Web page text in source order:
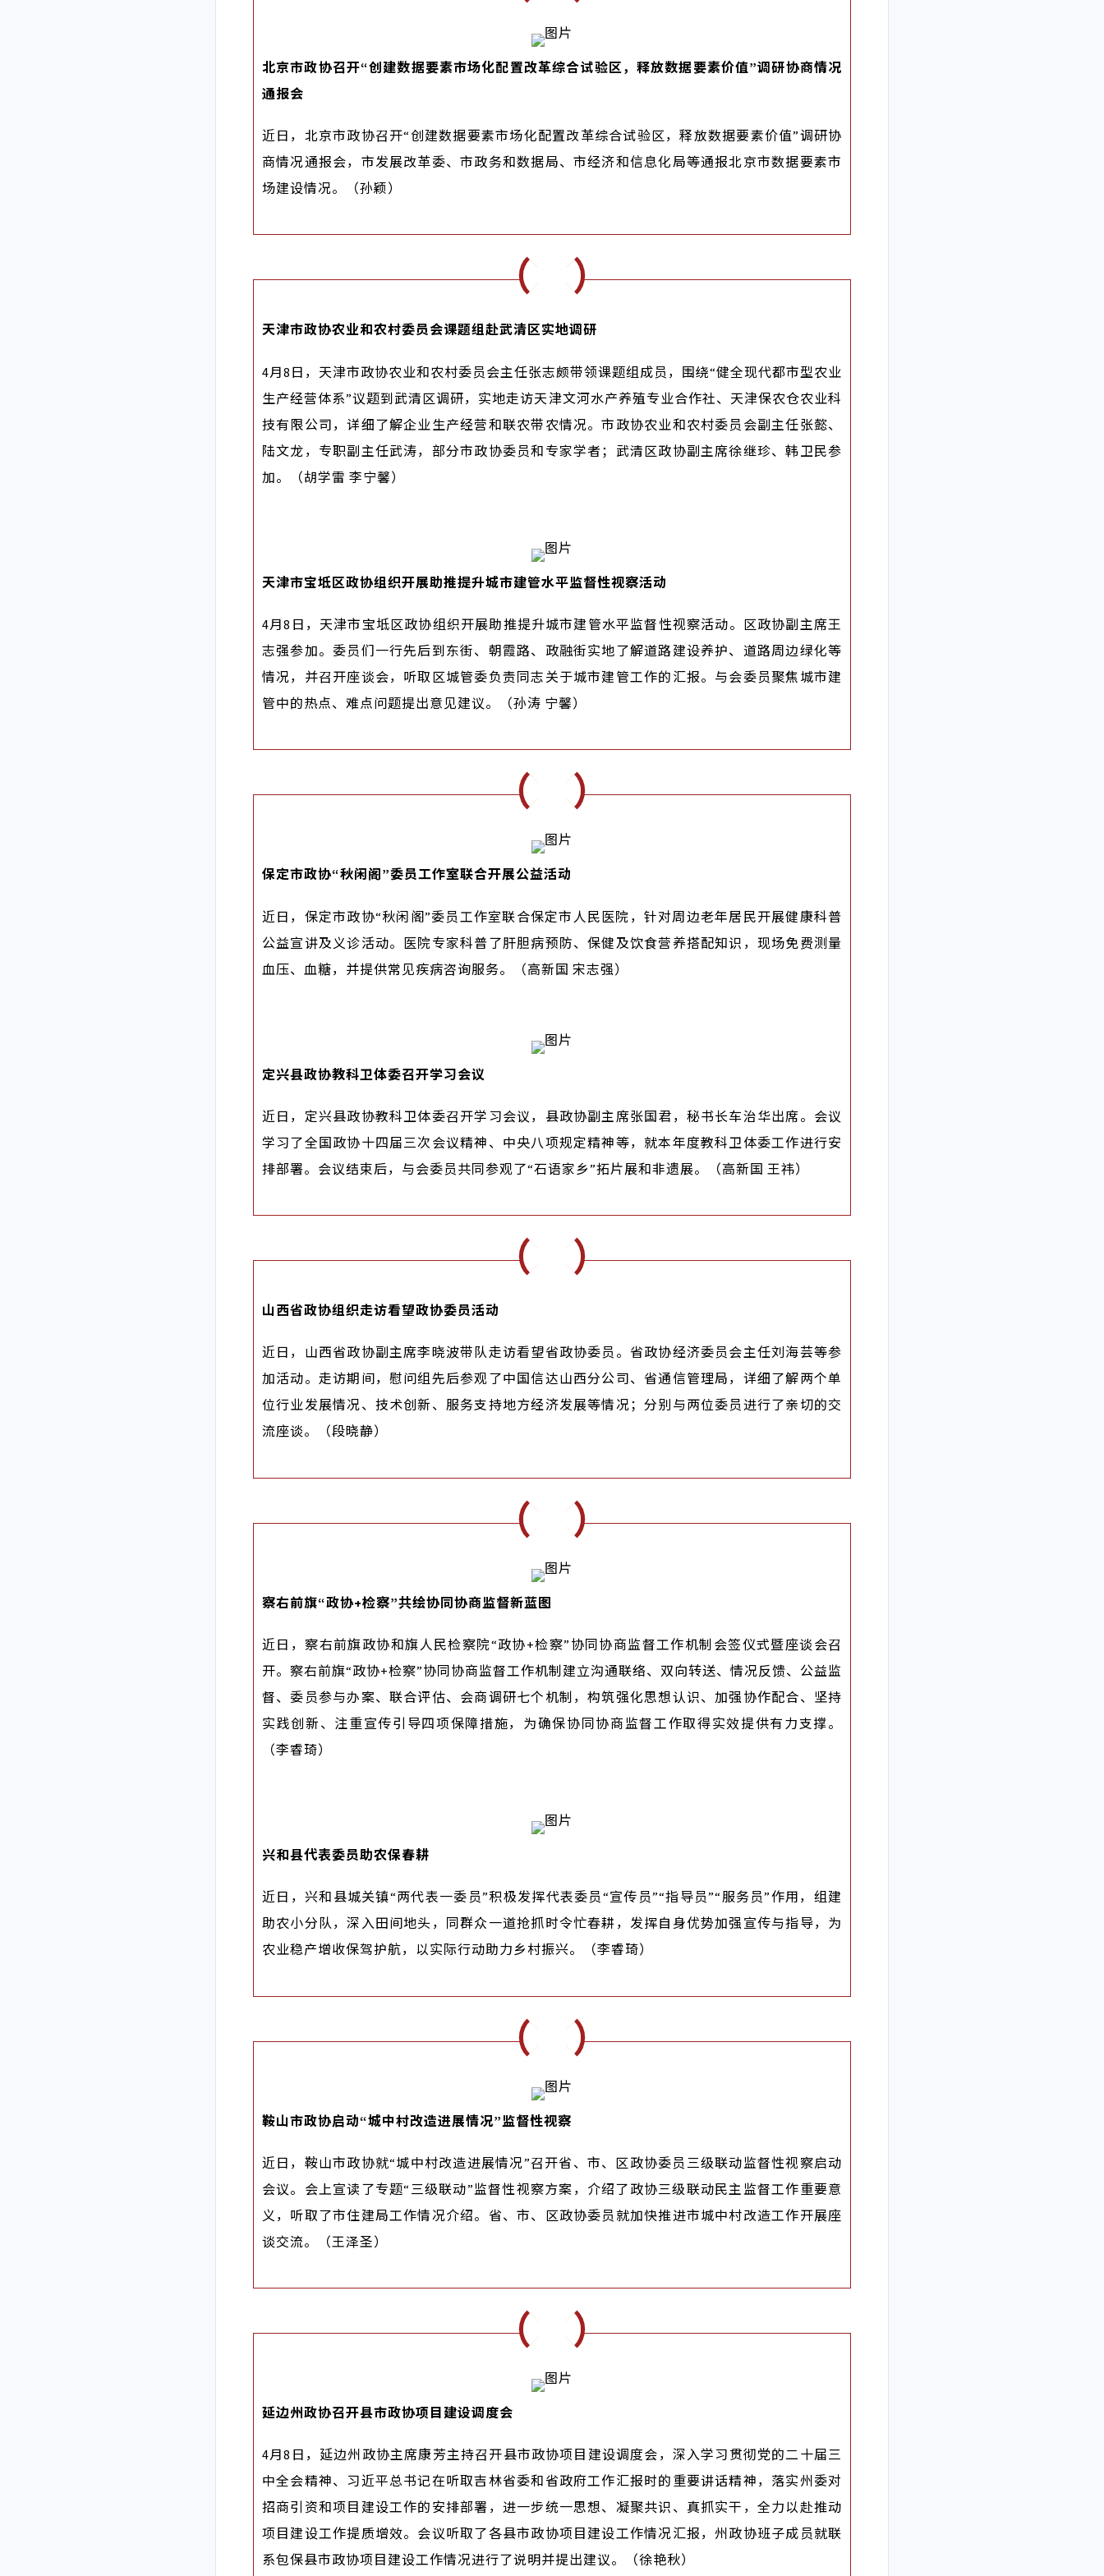
北京市政协召开“创建数据要素市场化配置改革综合试验区，释放数据要素价值”调研协商情况
通报会
近日，北京市政协召开“创建数据要素市场化配置改革综合试验区，释放数据要素价值”调研协
商情况通报会，市发展改革委、市政务和数据局、市经济和信息化局等通报北京市数据要素市
场建设情况。（孙颖）
天津市政协农业和农村委员会课题组赴武清区实地调研
4月8日，天津市政协农业和农村委员会主任张志颇带领课题组成员，围绕“健全现代都市型农业
生产经营体系”议题到武清区调研，实地走访天津文河水产养殖专业合作社、天津保农仓农业科
技有限公司，详细了解企业生产经营和联农带农情况。市政协农业和农村委员会副主任张懿、
陆文龙，专职副主任武涛，部分市政协委员和专家学者；武清区政协副主席徐继珍、韩卫民参
加。（胡学雷 李宁馨）
天津市宝坻区政协组织开展助推提升城市建管水平监督性视察活动
4月8日，天津市宝坻区政协组织开展助推提升城市建管水平监督性视察活动。区政协副主席王
志强参加。委员们一行先后到东街、朝霞路、政融街实地了解道路建设养护、道路周边绿化等
情况，并召开座谈会，听取区城管委负责同志关于城市建管工作的汇报。与会委员聚焦城市建
管中的热点、难点问题提出意见建议。（孙涛 宁馨）
保定市政协“秋闲阁”委员工作室联合开展公益活动
近日，保定市政协“秋闲阁”委员工作室联合保定市人民医院，针对周边老年居民开展健康科普
公益宣讲及义诊活动。医院专家科普了肝胆病预防、保健及饮食营养搭配知识，现场免费测量
血压、血糖，并提供常见疾病咨询服务。（高新国 宋志强）
定兴县政协教科卫体委召开学习会议
近日，定兴县政协教科卫体委召开学习会议，县政协副主席张国君，秘书长车治华出席。会议
学习了全国政协十四届三次会议精神、中央八项规定精神等，就本年度教科卫体委工作进行安
排部署。会议结束后，与会委员共同参观了“石语家乡”拓片展和非遗展。（高新国 王祎）
山西省政协组织走访看望政协委员活动
近日，山西省政协副主席李晓波带队走访看望省政协委员。省政协经济委员会主任刘海芸等参
加活动。走访期间，慰问组先后参观了中国信达山西分公司、省通信管理局，详细了解两个单
位行业发展情况、技术创新、服务支持地方经济发展等情况；分别与两位委员进行了亲切的交
流座谈。（段晓静）
察右前旗“政协+检察”共绘协同协商监督新蓝图
近日，察右前旗政协和旗人民检察院“政协+检察”协同协商监督工作机制会签仪式暨座谈会召
开。察右前旗“政协+检察”协同协商监督工作机制建立沟通联络、双向转送、情况反馈、公益监
督、委员参与办案、联合评估、会商调研七个机制，构筑强化思想认识、加强协作配合、坚持
实践创新、注重宣传引导四项保障措施，为确保协同协商监督工作取得实效提供有力支撑。
（李睿琦）
兴和县代表委员助农保春耕
近日，兴和县城关镇“两代表一委员”积极发挥代表委员“宣传员”“指导员”“服务员”作用，组建
助农小分队，深入田间地头，同群众一道抢抓时令忙春耕，发挥自身优势加强宣传与指导，为
农业稳产增收保驾护航，以实际行动助力乡村振兴。（李睿琦）
鞍山市政协启动“城中村改造进展情况”监督性视察
近日，鞍山市政协就“城中村改造进展情况”召开省、市、区政协委员三级联动监督性视察启动
会议。会上宣读了专题“三级联动”监督性视察方案，介绍了政协三级联动民主监督工作重要意
义，听取了市住建局工作情况介绍。省、市、区政协委员就加快推进市城中村改造工作开展座
谈交流。（王泽圣）
延边州政协召开县市政协项目建设调度会
4月8日，延边州政协主席康芳主持召开县市政协项目建设调度会，深入学习贯彻党的二十届三
中全会精神、习近平总书记在听取吉林省委和省政府工作汇报时的重要讲话精神，落实州委对
招商引资和项目建设工作的安排部署，进一步统一思想、凝聚共识、真抓实干，全力以赴推动
项目建设工作提质增效。会议听取了各县市政协项目建设工作情况汇报，州政协班子成员就联
系包保县市政协项目建设工作情况进行了说明并提出建议。（徐艳秋）